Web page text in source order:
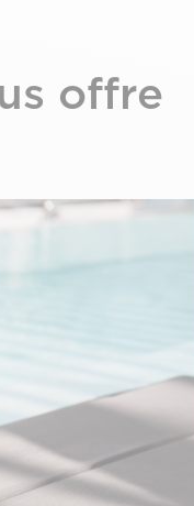
offre